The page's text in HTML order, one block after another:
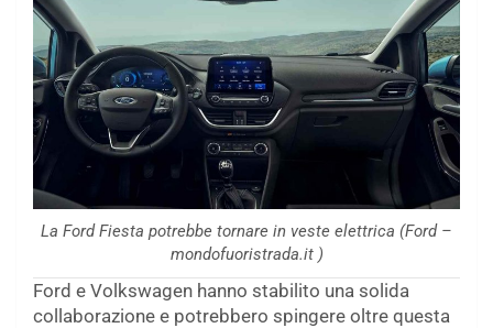
La Ford Fiesta potrebbe tornare in veste elettrica (Ford –
mondofuoristrada.it )
Ford e Volkswagen hanno stabilito una solida
collaborazione e potrebbero spingere oltre questa